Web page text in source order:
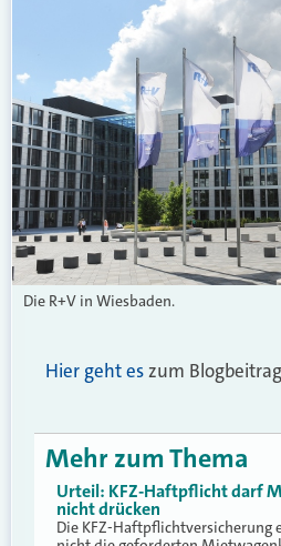
Die R+V in Wiesbaden.
Hier geht eszum
Mehr zum Thema
Urteil: KFZ-Haftpflicht darf
nicht drücken
Die KFZ-Haftpflichtversicherung